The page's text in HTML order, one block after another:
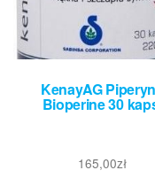
KenayAG
Bioperine 30
165,00zł